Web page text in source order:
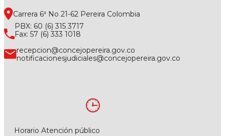
Carrera 6ª No 21-62 Pereira Colombia
PBX: 60 (6) 315 3717
Fax: 57 (6) 333 1018
recepcion@concejopereira.gov.co
notificacionesjudiciales@concejopereira.gov.co
Horario Atención público